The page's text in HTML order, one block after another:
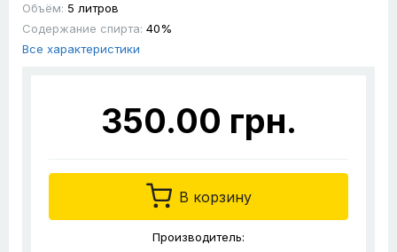
Объём: 5 литров
Содержание спирта: 40%
Все характеристики
350.00 грн.
В корзину
Производитель: